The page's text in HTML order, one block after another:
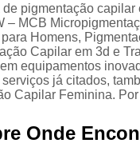
pigmentação
– MCB
Homens,
Capilar em 3d e
equipamentos
já citados,
Capilar Feminina.
Onde